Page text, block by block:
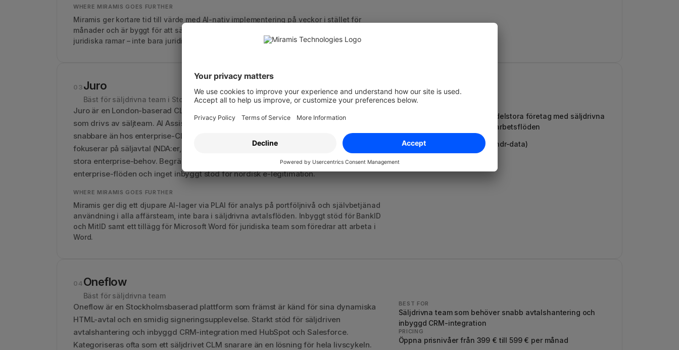
WHERE MIRAMIS GOES FURTHER
Miramis ger kortare tid till värde med AI-nativ implementering på veckor i stället för
månader och är byggt för att sälj, HR och inköp ska kunna hantera sina egna avtal inom
juridiska ramar – inte bara juridikteam.
03Juro
Bäst för säljdrivna team i Storbritannien
Juro är en London-baserad CLM med en webbläsarbaserad editor för avtalsflöden
som drivs av säljteam. AI Assistant ingår i alla planer, och implementationen går
snabbare än hos enterprise-CLM:er. Ett starkt val för team i mellansegmentet som
fokuserar på säljavtal (NDA:er, MSA:er och partneravtal) och har lägre komplexitet än
stora enterprise-behov. Begränsat djup i anpassningsmöjligheterna för komplexa
enterprise-flöden och inget inbyggt stöd för nordisk e-legitimation.
WHERE MIRAMIS GOES FURTHER
Miramis ger dig ett djupare AI-lager via PLAI för analys på portföljnivå och självbetjänad
användning i alla affärsteam, inte bara i säljdrivna avtalsflöden. Inbyggt stöd för BankID
och MitID samt ett tillägg för Microsoft Word för juridiska team som föredrar att arbeta i
Word.
Brittiska och europeiska medelstora företag med säljdrivna
avtalsbehov och malltunga arbetsflöden
PRICING
$30 000–$80 000 per år (Vendr-data)
04Oneflow
Bäst för säljdrivna team
Oneflow är en Stockholmsbaserad plattform som främst är känd för sina dynamiska
HTML-avtal och en smidig signeringsupplevelse. Starkt stöd för säljdriven
avtalshantering och inbyggd CRM-integration med HubSpot och Salesforce.
Kategoriseras ofta som ett säljdrivet CLM snarare än en lösning för hela livscykeln.
BEST FOR
Säljdrivna team som behöver snabb avtalshantering och
inbyggd CRM-integration
PRICING
Öppna prisnivåer från 399 € till 599 € per månad